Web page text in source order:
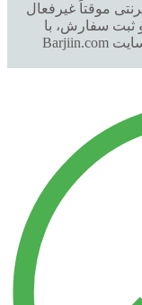
موقتاً غیرفعال
ثبت سفارش، با
شماره 09155048108 تماس بگیرید یا به وب‌سایت Barjiin.com